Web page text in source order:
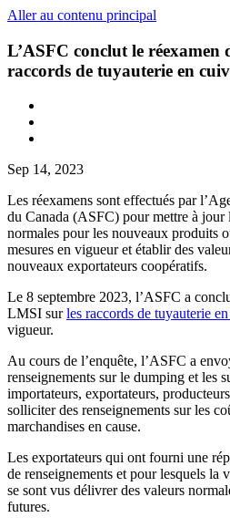
Aller au contenu principal
L’ASFC conclut le
raccords de tuyauterie en
Sep 14, 2023
Les réexamens sont effectués par
du Canada (ASFC) pour mettre à jour
normales pour les nouveaux produits
mesures en vigueur et établir des
nouveaux exportateurs coopératifs.
Le 8 septembre 2023, l’ASFC a
LMSI surles raccords de tuyauterie
vigueur.
Au cours de l’enquête, l’ASFC a
renseignements sur le dumping et les
importateurs, exportateurs,
solliciter des renseignements sur les
marchandises en cause.
Les exportateurs qui ont fourni une
de renseignements et pour lesquels la
se sont vus délivrer des valeurs
futures.